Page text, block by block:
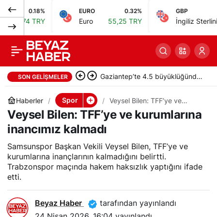
EURO 0.32%
55,25 TRY
GBP
İngiliz Sterlini 64,48
SON GELIŞMELER Gaziantep’te 4.5 büyüklüğünde
Haberler Spor
Veysel Bilen: TFF’ye ve
kurumlarına inancımız kalmadı
Veysel Bilen: TFF’ye ve kurumlarına
inancımız kalmadı
Samsunspor Başkan Vekili Veysel Bilen, TFF’ye ve
kurumlarına inançlarının kalmadığını belirtti.
Trabzonspor maçında hakem haksızlık yaptığını ifade
etti.
Beyaz Haber
tarafından yayınlandı
PFDK, 11 Süper Lig
kulübüne ceza kesti
0 Paylaş